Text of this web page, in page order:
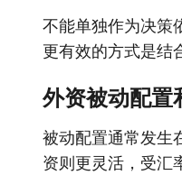
不能单独作为决策
更有效的方式是结
外资被动配置
被动配置通常发生
资则更灵活，受汇